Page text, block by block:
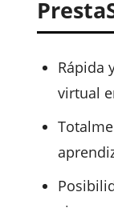
Rápida
virtual